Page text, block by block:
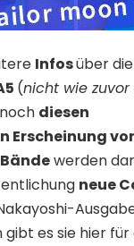
Infosüber die
(nicht wie
diesen
Erscheinung
werden
neue
es sie hier